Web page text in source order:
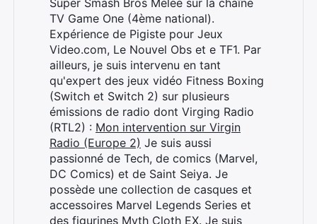
Super Smash Bros Melee sur la chaîne
TV Game One (4ème national).
Expérience de Pigiste pour Jeux
Video.com, Le Nouvel Obs et e TF1. Par
ailleurs, je suis intervenu en tant
qu'expert des jeux vidéo Fitness Boxing
(Switch et Switch 2) sur plusieurs
émissions de radio dont Virging Radio
(RTL2) : Mon intervention sur Virgin
Radio (Europe 2) Je suis aussi
passionné de Tech, de comics (Marvel,
DC Comics) et de Saint Seiya. Je
possède une collection de casques et
accessoires Marvel Legends Series et
des figurines Myth Cloth EX. Je suis